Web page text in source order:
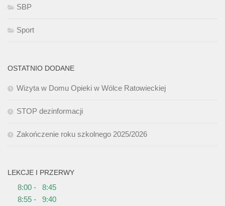
SBP
Sport
OSTATNIO DODANE
Wizyta w Domu Opieki w Wólce Ratowieckiej
STOP dezinformacji
Zakończenie roku szkolnego 2025/2026
LEKCJE I PRZERWY
8:00 - 8:45
8:55 - 9:40